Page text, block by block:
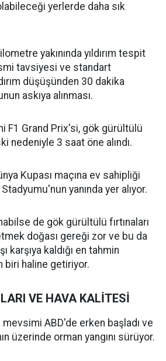
yerlerde daha sık
yakınında yıldırım tespit
tavsiyesi ve standart
düşüşünden 30 dakika
askıya alınması.
F1 Grand Prix'si, gök gürültülü
nedeniyle 3 saat öne alındı.
Kupası maçına ev sahipliği
yanında yer alıyor.
de gök gürültülü fırtınaları
doğası gereği zor ve bu da
karşıya kaldığı en tahmin
haline getiriyor.
VE HAVA KALİTESİ
mevsimi ABD'de erken başladı ve
üzerinde orman yangını sürüyor.